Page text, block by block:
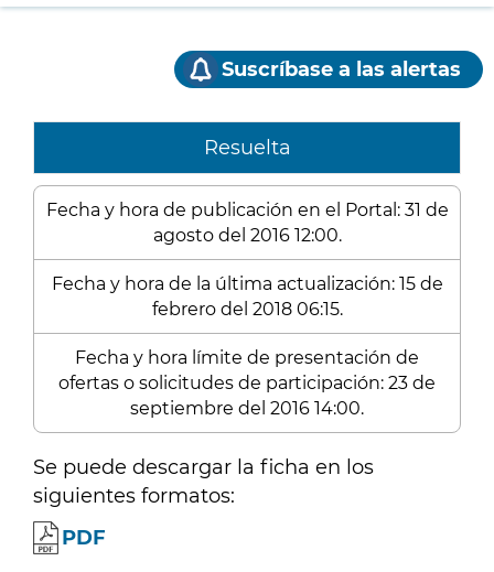
Suscríbase a las alertas
Resuelta
Fecha y hora de publicación en el Portal: 31 de
agosto del 2016 12:00.
Fecha y hora de la última actualización: 15 de
febrero del 2018 06:15.
Fecha y hora límite de presentación de
ofertas o solicitudes de participación: 23 de
septiembre del 2016 14:00.
Se puede descargar la ficha en los
siguientes formatos:
PDF